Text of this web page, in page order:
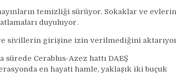
temizliği sürüyor. Sokaklar ve evlerin
duyuluyor.
sivillerin girişine izin verilmediğini
sürede Cerablus-Azez hattı DAEŞ
en hayati hamle, yaklaşık iki buçuk